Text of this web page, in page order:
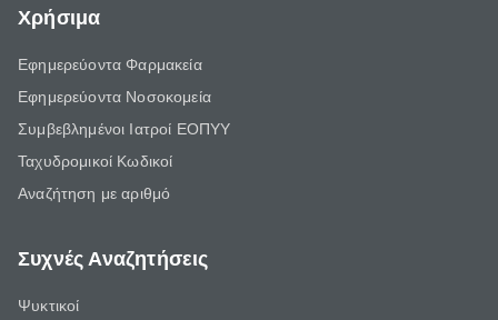
Χρήσιμα
Εφημερεύοντα Φαρμακεία
Εφημερεύοντα Νοσοκομεία
Συμβεβλημένοι Ιατροί ΕΟΠΥΥ
Ταχυδρομικοί Κωδικοί
Αναζήτηση με αριθμό
Συχνές Αναζητήσεις
Ψυκτικοί